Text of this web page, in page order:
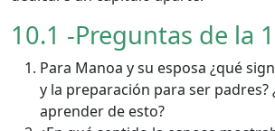
10.1 -Preguntas de la
Para Manoa y su esposa ¿qué
y la preparación para ser padres?
aprender de esto?